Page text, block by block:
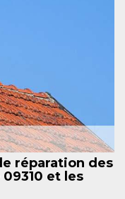
réparation des
et les